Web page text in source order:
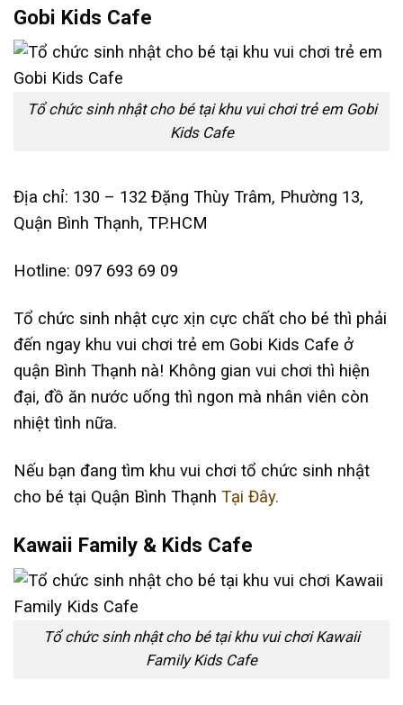
Gobi Kids Cafe
Tổ chức sinh nhật cho bé tại khu vui chơi trẻ em Gobi
Kids Cafe
Địa chỉ: 130 – 132 Đặng Thùy Trâm, Phường 13,
Quận Bình Thạnh, TP.HCM
Hotline: 097 693 69 09
Tổ chức sinh nhật cực xịn cực chất cho bé thì phải
đến ngay khu vui chơi trẻ em Gobi Kids Cafe ở
quận Bình Thạnh nà! Không gian vui chơi thì hiện
đại, đồ ăn nước uống thì ngon mà nhân viên còn
nhiệt tình nữa.
Nếu bạn đang tìm khu vui chơi tổ chức sinh nhật
cho bé tại Quận Bình Thạnh Tại Đây.
Kawaii Family & Kids Cafe
Tổ chức sinh nhật cho bé tại khu vui chơi Kawaii
Family Kids Cafe